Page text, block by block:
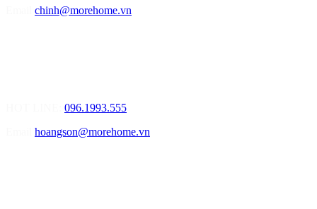
chinh@morehome.vn
096.1993.555
hoangson@morehome.vn